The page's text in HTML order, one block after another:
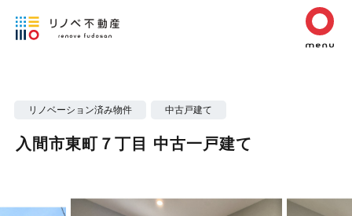
リノベーション済み物件 中古戸建て
入間市東町７丁目 中古一戸建て